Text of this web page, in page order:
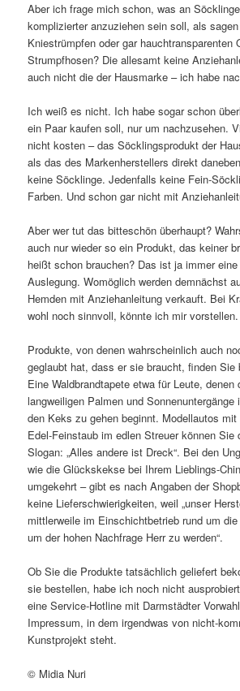
Aber ich frage mich schon, was an
komplizierter anzuziehen sein soll, als
Kniestrümpfen oder gar hauchtransparenten
Strumpfhosen? Die allesamt keine
auch nicht die der Hausmarke – ich habe
Ich weiß es nicht. Ich habe sogar schon
ein Paar kaufen soll, nur um nachzusehen.
nicht kosten – das Söcklingsprodukt der
als das des Markenherstellers direkt
keine Söcklinge. Jedenfalls keine Fein-
Farben. Und schon gar nicht mit
Aber wer tut das bitteschön überhaupt?
auch nur wieder so ein Produkt, das keiner
heißt schon brauchen? Das ist ja immer
Auslegung. Womöglich werden demnächst
Hemden mit Anziehanleitung verkauft. Bei
wohl noch sinnvoll, könnte ich mir vorstellen.
Produkte, von denen wahrscheinlich auch
geglaubt hat, dass er sie braucht, finden Sie
Eine Waldbrandtapete etwa für Leute, denen
langweiligen Palmen und
den Keks zu gehen beginnt. Modellautos
Edel-Feinstaub im edlen Streuer können Sie
Slogan: „Alles andere ist Dreck“. Bei den
wie die Glückskekse bei Ihrem Lieblings-
umgekehrt – gibt es nach Angaben der
keine Lieferschwierigkeiten, weil „unser
mittlerweile im Einschichtbetrieb rund um
um der hohen Nachfrage Herr zu werden“.
Ob Sie die Produkte tatsächlich geliefert
sie bestellen, habe ich noch nicht
eine Service-Hotline mit Darmstädter
Impressum, in dem irgendwas von nicht-
Kunstprojekt steht.
© Midia Nuri